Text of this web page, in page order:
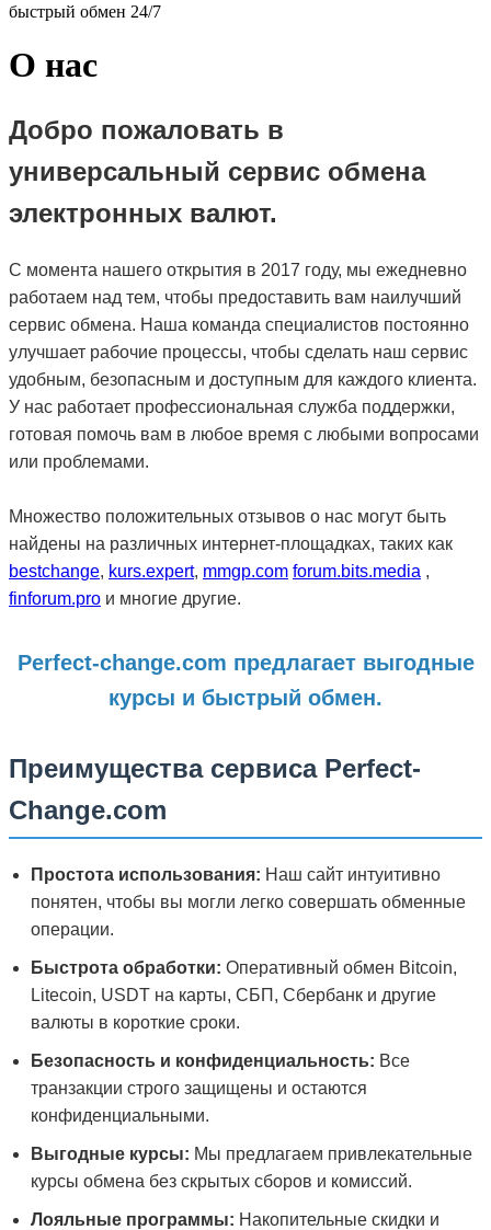
быстрый обмен 24/7
О нас
Добро пожаловать в
универсальный сервис обмена
электронных валют.
С момента нашего открытия в 2017 году, мы ежедневно
работаем над тем, чтобы предоставить вам наилучший
сервис обмена. Наша команда специалистов постоянно
улучшает рабочие процессы, чтобы сделать наш сервис
удобным, безопасным и доступным для каждого клиента.
У нас работает профессиональная служба поддержки,
готовая помочь вам в любое время с любыми вопросами
или проблемами.
Множество положительных отзывов о нас могут быть
найдены на различных интернет-площадках, таких как
bestchange, kurs.expert, mmgp.com forum.bits.media ,
finforum.pro и многие другие.
Perfect-change.com предлагает выгодные
курсы и быстрый обмен.
Преимущества сервиса Perfect-
Change.com
Простота использования: Наш сайт интуитивно
понятен, чтобы вы могли легко совершать обменные
операции.
Быстрота обработки: Оперативный обмен Bitcoin,
Litecoin, USDT на карты, СБП, Сбербанк и другие
валюты в короткие сроки.
Безопасность и конфиденциальность: Все
транзакции строго защищены и остаются
конфиденциальными.
Выгодные курсы: Мы предлагаем привлекательные
курсы обмена без скрытых сборов и комиссий.
Лояльные программы: Накопительные скидки и